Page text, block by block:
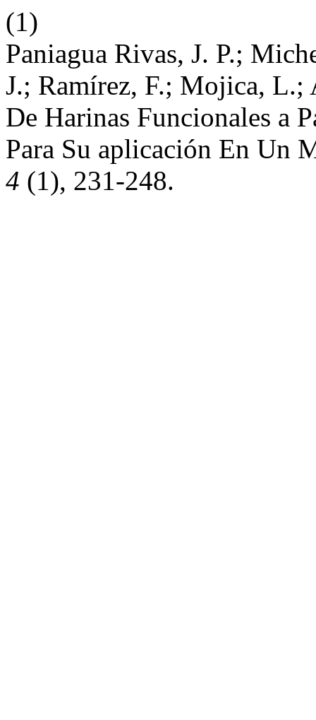
(1)
Paniagua Rivas, J. P.;
J.; Ramírez, F.; Mojica,
De Harinas Funcionales a
Para Su aplicación En Un
4 (1), 231-248.